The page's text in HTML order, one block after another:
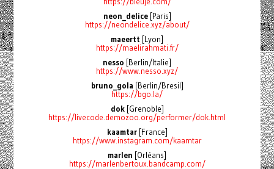
neon_delice[Paris]
https://neondelice.xyz/about/
maeertt [Lyon]
https://maelirahmati.fr/
nesso [Berlin/Italie]
https://www.nesso.xyz/
bruno_gola [Berlin/Bresil]
https://bgo.la/
dok[Grenoble]
https://livecode.demozoo.org/performer/dok.html
kaamtar[France]
https://www.instagram.com/kaamtar
marlen [Orléans]
https://marlenbertoux.bandcamp.com/